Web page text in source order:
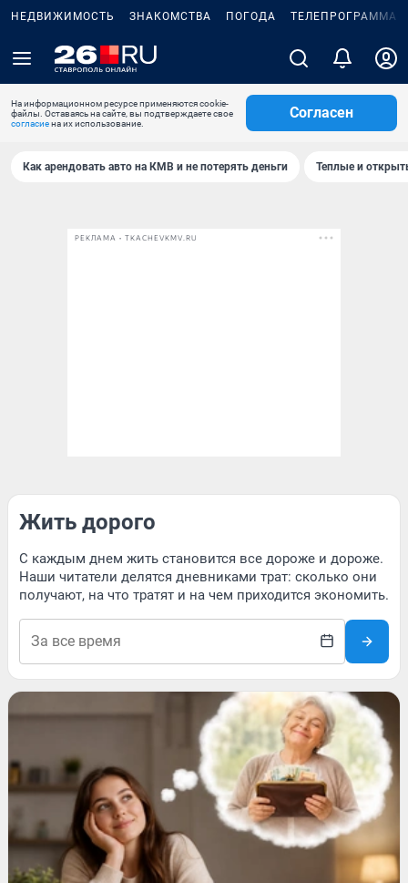
НЕДВИЖИМОСТЬ ЗНАКОМСТВА ПОГОДА ТЕЛЕПРОГРАММА
На информационном ресурсе применяются cookie-
файлы. Оставаясь на сайте, вы подтверждаете свое
согласиена их использование.
Согласен
Как арендовать авто на КМВ и не потерять деньги Теплые и
РЕКЛАМА • TKACHEVKMV.RU
Жить дорого
С каждым днем жить становится все дороже и дороже.
Наши читатели делятся дневниками трат: сколько они
получают, на что тратят и на чем приходится экономить.